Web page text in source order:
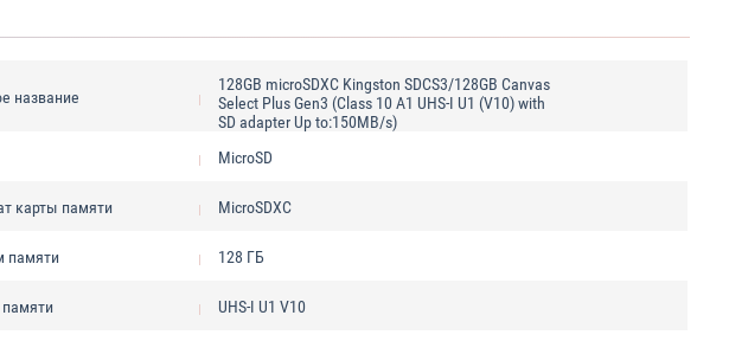
название
128GB microSDXC Kingston SDCS3/128GB Canvas
Select Plus Gen3 (Class 10 A1 UHS-I U1 (V10) with
SD adapter Up to:150MB/s)
MicroSD
карты памяти MicroSDXC
памяти 128 ГБ
памяти UHS-I U1 V10